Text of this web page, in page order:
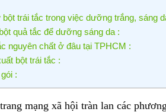
trái tắc trong việc dưỡng trắng, sáng
quả tắc để dưỡng sáng da :
nguyên chất ở đâu tại TPHCM :
bột trái tắc :
:
mạng xã hội tràn lan các